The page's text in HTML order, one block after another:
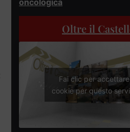
Oltre il
Fai clic per
cookie per questo